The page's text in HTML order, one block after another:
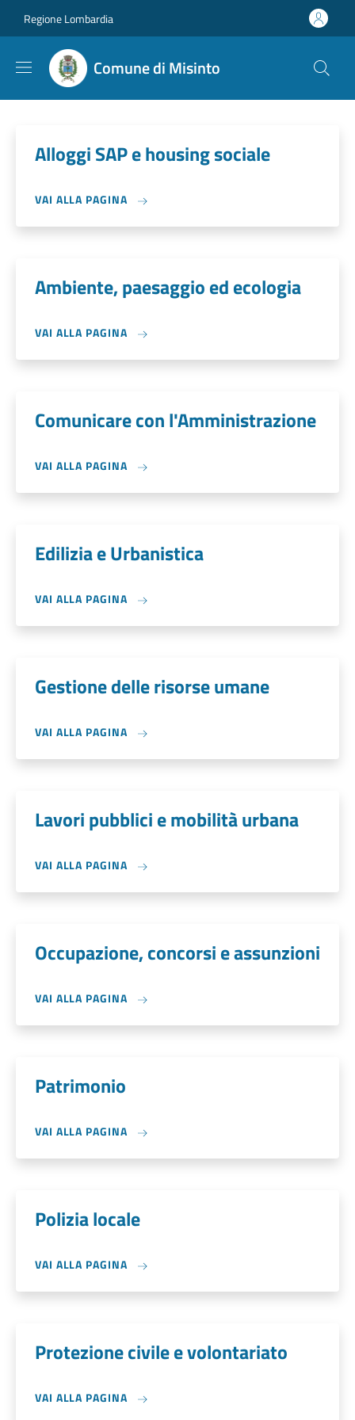
Regione Lombardia
Comune di Misinto
Alloggi SAP e housing sociale
VAI ALLA PAGINA
Ambiente, paesaggio ed ecologia
VAI ALLA PAGINA
Comunicare con l'Amministrazione
VAI ALLA PAGINA
Edilizia e Urbanistica
VAI ALLA PAGINA
Gestione delle risorse umane
VAI ALLA PAGINA
Lavori pubblici e mobilità urbana
VAI ALLA PAGINA
Occupazione, concorsi e assunzioni
VAI ALLA PAGINA
Patrimonio
VAI ALLA PAGINA
Polizia locale
VAI ALLA PAGINA
Protezione civile e volontariato
VAI ALLA PAGINA